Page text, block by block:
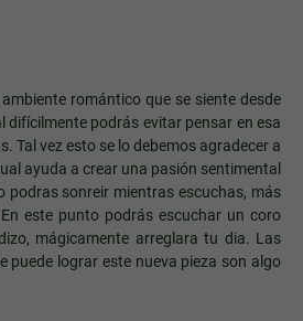
romántico que se siente desde
difícilmente podrás evitar pensar en esa
Tal vez esto se lo debemos agradecer a
ayuda a crear una pasión sentimental
podras sonreir mientras escuchas, más
este punto podrás escuchar un coro
mágicamente arreglara tu dia. Las
puede lograr este nueva pieza son algo